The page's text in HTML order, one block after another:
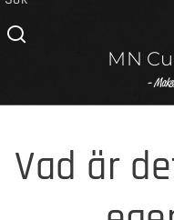
MN
-
Vad är